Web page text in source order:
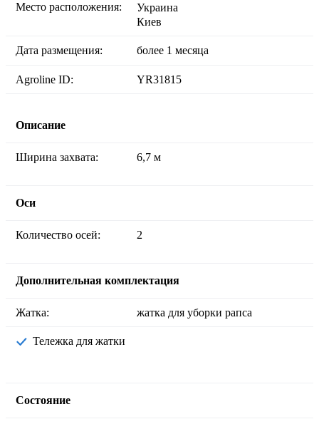
Место расположения:
Украина
Киев
Дата размещения: более 1 месяца
Agroline ID: YR31815
Описание
Ширина захвата: 6,7 м
Оси
Количество осей: 2
Дополнительная комплектация
Жатка: жатка для уборки рапса
Тележка для жатки
Состояние